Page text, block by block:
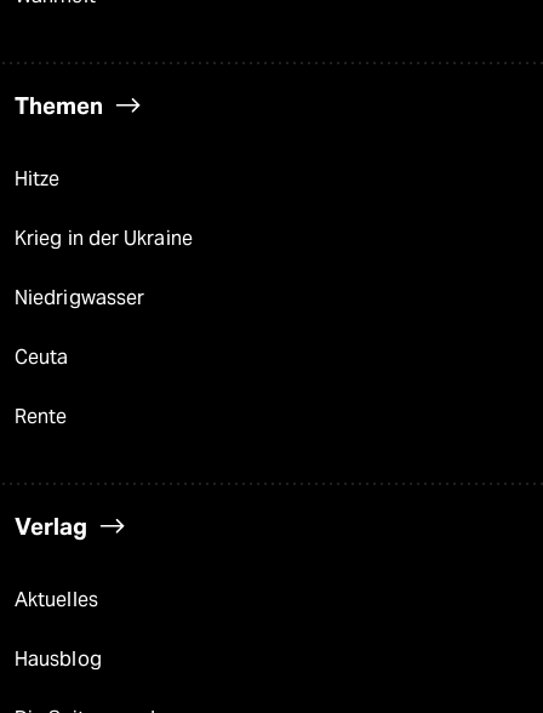
Themen
Hitze
Krieg in der Ukraine
Niedrigwasser
Ceuta
Rente
Verlag
Aktuelles
Hausblog